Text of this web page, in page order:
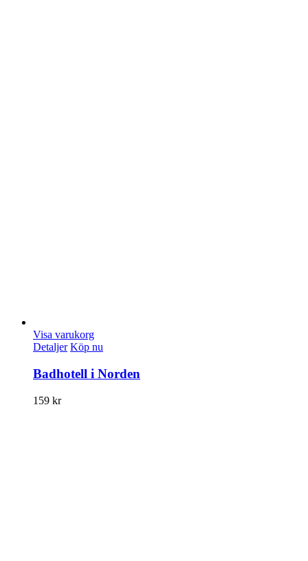
Visa varukorg
Detaljer Köp nu
Badhotell i Norden
159 kr